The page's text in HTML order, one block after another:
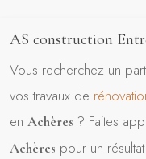
AS construction
Vous recherchez un
vos travaux de
enAchères ? Faites
Achères pour un